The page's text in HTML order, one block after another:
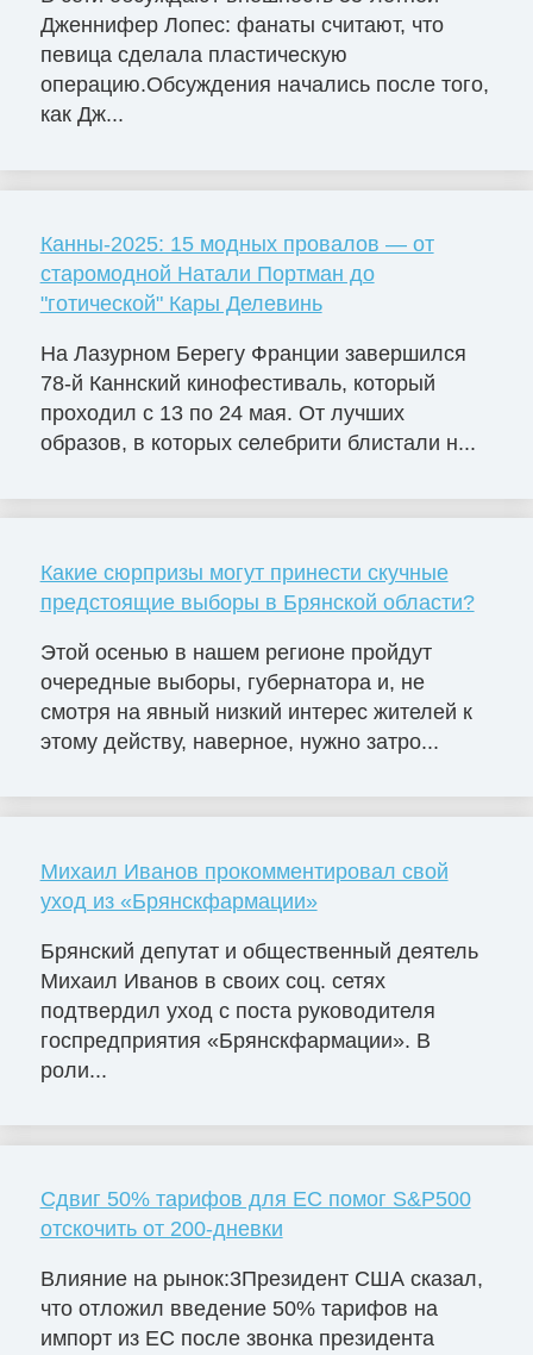
Дженнифер Лопес: фанаты считают, что
певица сделала пластическую
операцию.Обсуждения начались после того,
как Дж...
Канны-2025: 15 модных провалов — от
старомодной Натали Портман до
"готической" Кары Делевинь
На Лазурном Берегу Франции завершился
78-й Каннский кинофестиваль, который
проходил с 13 по 24 мая. От лучших
образов, в которых селебрити блистали н...
Какие сюрпризы могут принести скучные
предстоящие выборы в Брянской области?
Этой осенью в нашем регионе пройдут
очередные выборы, губернатора и, не
смотря на явный низкий интерес жителей к
этому действу, наверное, нужно затро...
Михаил Иванов прокомментировал свой
уход из «Брянскфармации»
Брянский депутат и общественный деятель
Михаил Иванов в своих соц. сетях
подтвердил уход с поста руководителя
госпредприятия «Брянскфармации». В
роли...
Сдвиг 50% тарифов для ЕС помог S&P500
отскочить от 200-дневки
Влияние на рынок:3Президент США сказал,
что отложил введение 50% тарифов на
импорт из ЕС после звонка президента